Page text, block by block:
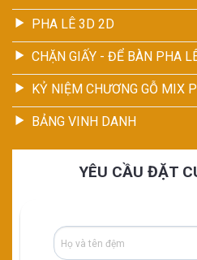
PHA LÊ 3D 2D
CHẶN GIẤY - ĐỂ BÀN PHA
KỶ NIỆM CHƯƠNG GỖ MIX
BẢNG VINH DANH
YÊU CẦU ĐẶT